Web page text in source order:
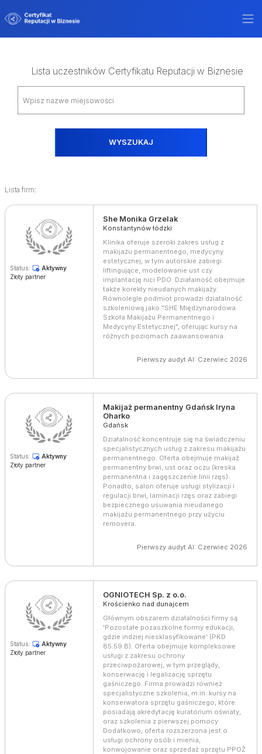
Lista uczestników Certyfikatu Reputacji w Biznesie
WYSZUKAJ
Lista firm:
Status:
Aktywny
Złoty partner
She Monika Grzelak
Konstantynów łódzki
Klinika oferuje szeroki zakres usług z
makijażu permanentnego, medycyny
estetycznej, w tym autorskie zabiegi
liftingujące, modelowanie ust czy
implantację nici PDO. Działalność obejmuje
także korekty nieudanych makijaży.
Równolegle podmiot prowadzi działalność
szkoleniową jako "SHE Międzynarodowa
Szkoła Makijażu Permanentnego i
Medycyny Estetycznej", oferując kursy na
różnych poziomach zaawansowania.
Pierwszy audyt AI: Czerwiec 2026
Status:
Aktywny
Złoty partner
Makijaż permanentny Gdańsk Iryna
Oharko
Gdańsk
Działalność koncentruje się na świadczeniu
specjalistycznych usług z zakresu makijażu
permanentnego. Oferta obejmuje makijaż
permanentny brwi, ust oraz oczu (kreska
permanentna i zagęszczenie linii rzęs).
Ponadto, salon oferuje usługi stylizacji i
regulacji brwi, laminacji rzęs oraz zabiegi
bezpiecznego usuwania nieudanego
makijażu permanentnego przy użyciu
removera.
Pierwszy audyt AI: Czerwiec 2026
Status:
Aktywny
Złoty partner
OGNIOTECH Sp. z o.o.
Krościenko nad dunajcem
Głównym obszarem działalności firmy są
'Pozostałe pozaszkolne formy edukacji,
gdzie indziej niesklasyfikowane' (PKD
85.59.B). Oferta obejmuje kompleksowe
usługi z zakresu ochrony
przeciwpożarowej, w tym przeglądy,
konserwację i legalizację sprzętu
gaśniczego. Firma prowadzi również
specjalistyczne szkolenia, m.in. kursy na
konserwatora sprzętu gaśniczego, które
posiadają akredytację kuratorium oświaty,
oraz szkolenia z pierwszej pomocy.
Dodatkowo, oferta rozszerzona jest o
usługi ochrony osób i mienia,
konwojowanie oraz sprzedaż sprzętu PPOŻ